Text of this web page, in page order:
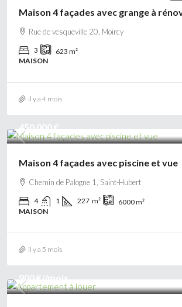
Maison 4 façades avec grange à
Rue de vesqueville 20, Moircy
3 623 m²
MAISON
il y a 4 mois
450 000 €
Maison 4 façades avec piscine et vue
Chemin de Palogne 1, Saint-Hubert
4 1 227 m² 6000m²
MAISON
il y a 5 mois
900 €//mois